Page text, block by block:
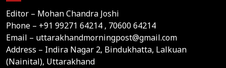
Editor – Mohan Chandra Joshi
Phone – +91 99271 64214 , 70600 64214
Email – uttarakhandmorningpost@gmail.com
Address – Indira Nagar 2, Bindukhatta, Lalkuan
(Nainital), Uttarakhand